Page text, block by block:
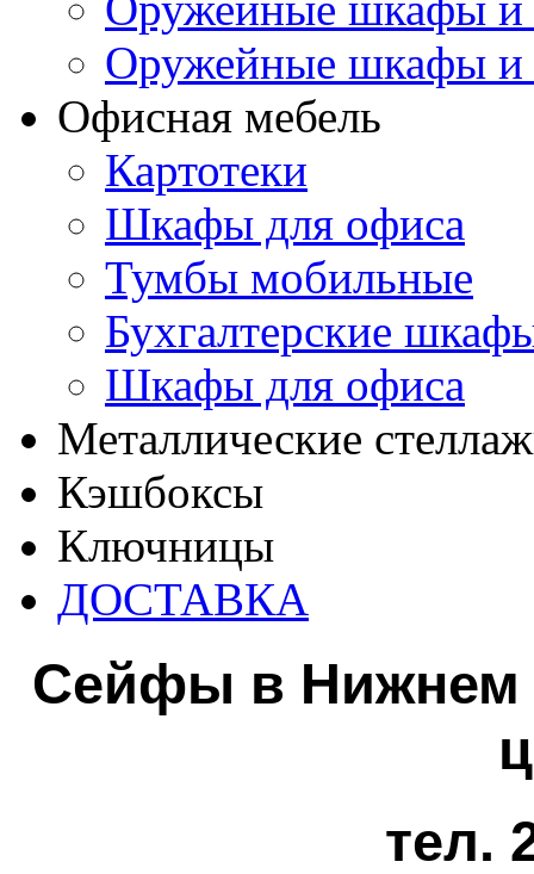
Оружейные шкафы и
Офисная мебель
Картотеки
Шкафы для офиса
Тумбы мобильные
Бухгалтерские
Шкафы для офиса
Металлические
Кэшбоксы
Ключницы
ДОСТАВКА
Сейфы в Нижнем
тел.